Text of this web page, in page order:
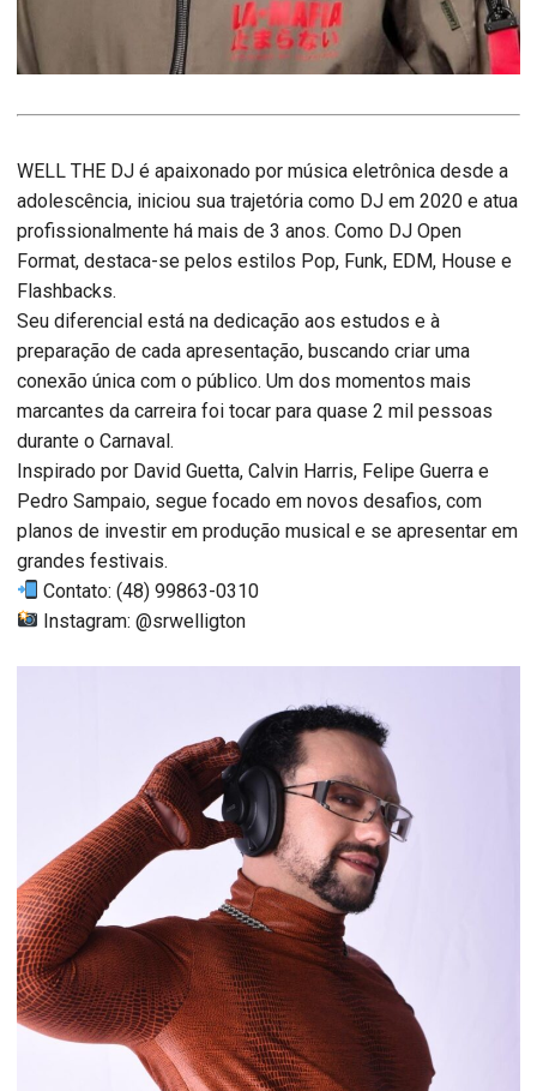
WELL THE DJ é apaixonado por música eletrônica desde a
adolescência, iniciou sua trajetória como DJ em 2020 e atua
profissionalmente há mais de 3 anos. Como DJ Open
Format, destaca-se pelos estilos Pop, Funk, EDM, House e
Flashbacks.
Seu diferencial está na dedicação aos estudos e à
preparação de cada apresentação, buscando criar uma
conexão única com o público. Um dos momentos mais
marcantes da carreira foi tocar para quase 2 mil pessoas
durante o Carnaval.
Inspirado por David Guetta, Calvin Harris, Felipe Guerra e
Pedro Sampaio, segue focado em novos desafios, com
planos de investir em produção musical e se apresentar em
grandes festivais.
Contato: (48) 99863-0310
Instagram: @srwelligton